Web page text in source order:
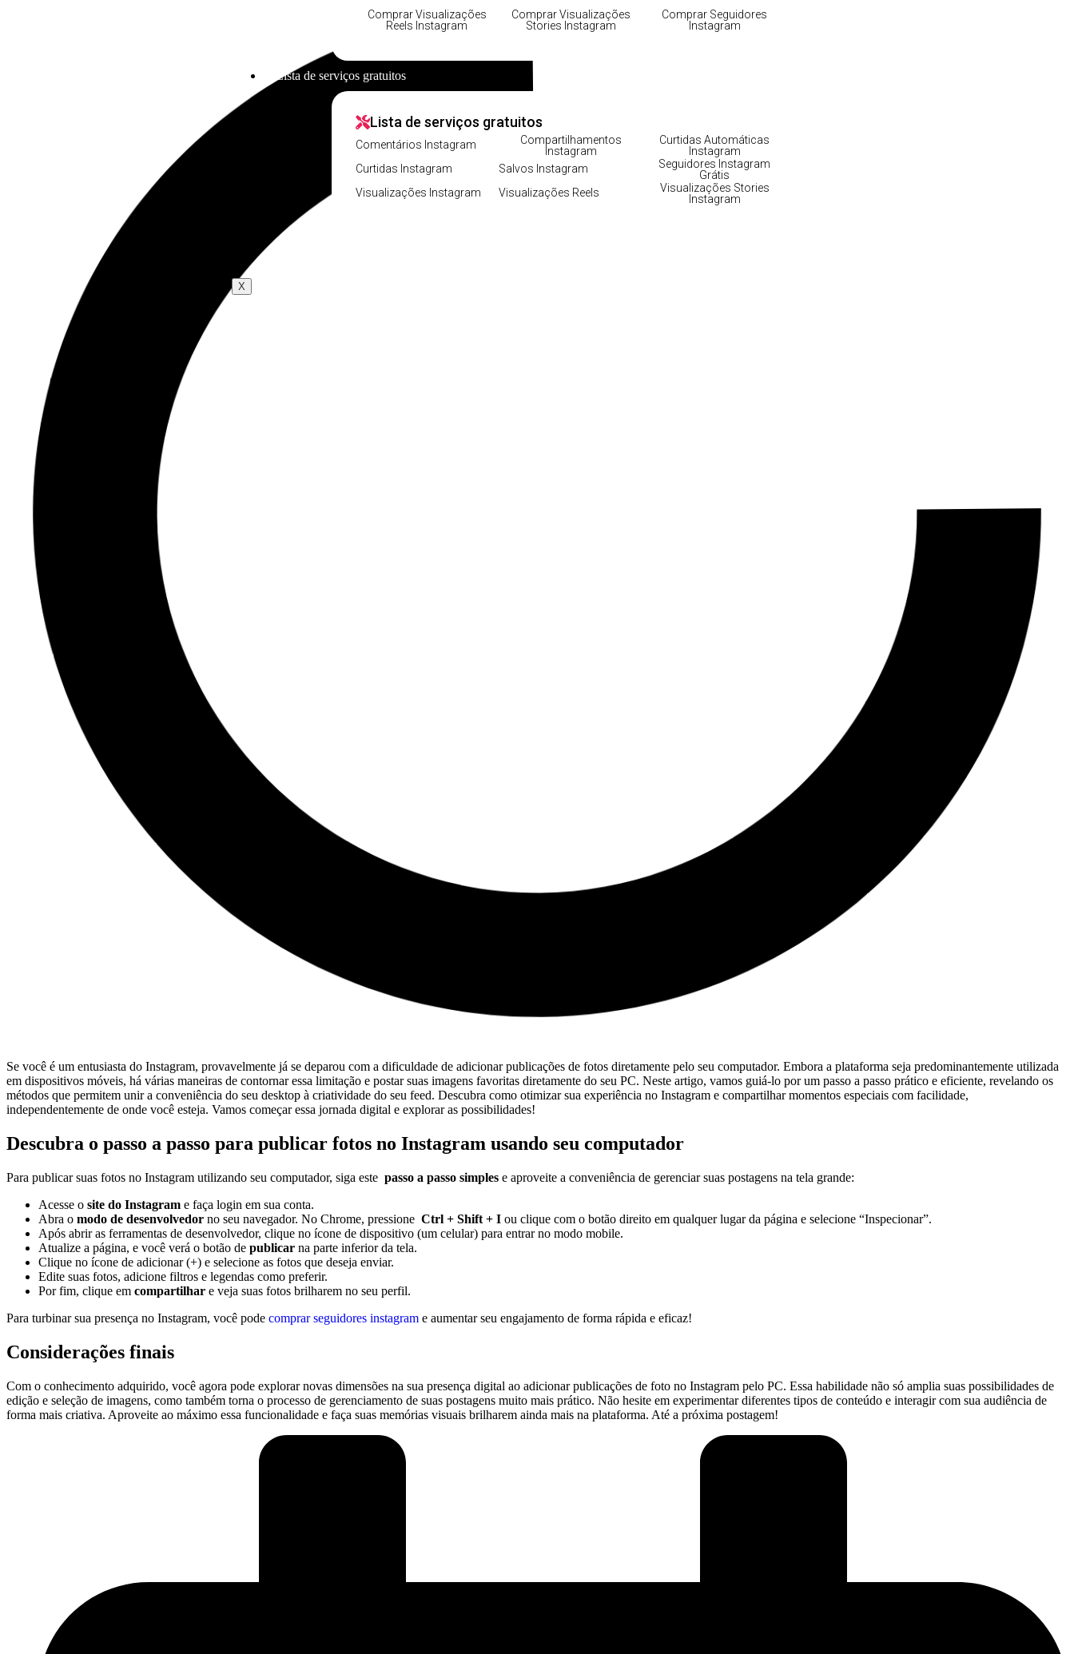
Comprar Visualizações
Reels Instagram
Comprar Visualizações
Stories Instagram
Comprar Seguidores
Instagram
Lista de serviços gratuitos
Lista de serviços gratuitos
Comentários Instagram
Compartilhamentos
Instagram
Curtidas Automáticas
Instagram
Curtidas Instagram
Salvos Instagram
Seguidores Instagram
Grátis
Visualizações Instagram
Visualizações Reels
Visualizações Stories
Instagram
Blog
X
Se você é um entusiasta do​ Instagram, provavelmente​ já ⁣se deparou com a dificuldade ⁣de adicionar⁤ publicações ‌de fotos diretamente pelo‍ seu computador.⁢ Embora a plataforma seja predominantemente utilizada
em dispositivos móveis, há várias⁣ maneiras ‌de contornar essa ⁣limitação e postar suas imagens favoritas diretamente​ do seu PC. Neste artigo, vamos guiá-lo por um passo a⁢ passo prático e eficiente,⁤ revelando ​os
métodos ‌que permitem unir a conveniência ⁢do seu desktop à criatividade do seu feed. Descubra como otimizar sua experiência no Instagram e compartilhar ‍momentos ⁢especiais ⁤com facilidade,
⁤independentemente de​ onde‌ você esteja. Vamos ⁣começar​ essa jornada‍ digital e‌ explorar as possibilidades!
Descubra o passo a passo para publicar ⁤fotos no Instagram ⁣usando seu computador
Para publicar‌ suas ‍fotos no Instagram utilizando ‍seu computador, siga ⁤este ⁢ passo ⁢a passo simples ​e aproveite​ a‍ conveniência de gerenciar ⁣suas postagens na tela grande:
Acesse‌ o site do Instagram e⁣ faça‌ login em sua conta.
Abra ​o modo‌ de desenvolvedor no⁤ seu navegador. No Chrome,⁣ pressione ‍ Ctrl‍ + Shift + I ⁣ou clique com⁢ o botão direito em qualquer lugar ‌da página e selecione “Inspecionar”.
Após abrir as ferramentas de desenvolvedor, clique no ícone de dispositivo (um celular) para entrar​ no ⁤modo ⁣mobile.
Atualize a página, e​ você verá o botão⁣ de publicar na parte inferior da tela.
Clique no ícone ​de‍ adicionar (+) e selecione‍ as fotos ​que deseja enviar.
Edite ‍suas fotos, adicione ⁢filtros ⁢e ​legendas ⁣como preferir.
Por fim, clique em‍ compartilhar ​e⁣ veja suas fotos brilharem no seu​ perfil.
Para ‍turbinar sua presença​ no Instagram, você pode comprar seguidores instagram e ⁢aumentar‌ seu engajamento de forma rápida e ⁣eficaz!
Considerações finais
Com o conhecimento adquirido, você agora pode explorar novas ⁣dimensões ⁤na sua presença digital ao adicionar publicações de ⁤foto no Instagram pelo PC. Essa habilidade não só amplia suas possibilidades de
edição e ‍seleção⁣ de imagens, como também torna o processo de gerenciamento de suas⁤ postagens muito mais ⁢prático. Não ⁣hesite⁤ em experimentar ⁢diferentes​ tipos de conteúdo e interagir com sua audiência⁣ de
forma mais criativa. Aproveite ao⁣ máximo essa funcionalidade e faça suas memórias visuais‌ brilharem ainda mais ‍na​ plataforma. ⁣Até a próxima postagem!